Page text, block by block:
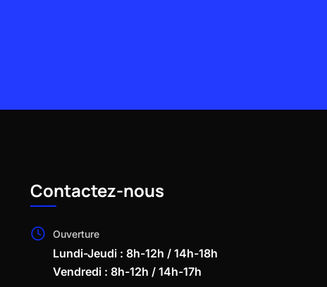
Contactez-nous
Ouverture
Lundi-Jeudi : 8h-12h / 14h-18h
Vendredi : 8h-12h / 14h-17h